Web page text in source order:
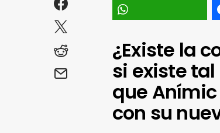
¿Existe la
si existe
que
con su